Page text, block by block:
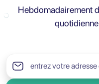
Hebdomadairement